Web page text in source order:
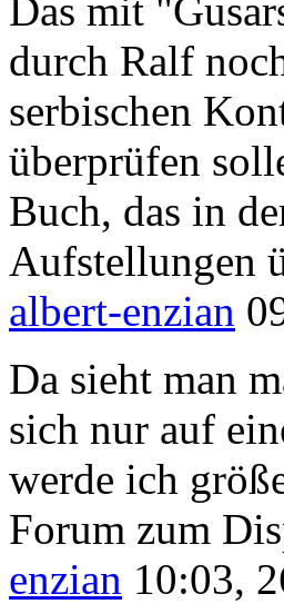
Das mit
durch Ralf
serbischen
überprüfen
Buch, das in
Aufstellungen
albert-enzian
Da sieht man
sich nur auf
werde ich
Forum zum
enzian 10:03,